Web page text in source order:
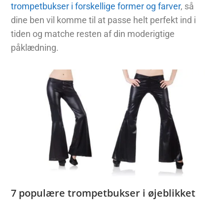
trompetbukser i forskellige former og farver, så
dine ben vil komme til at passe helt perfekt ind i
tiden og matche resten af din moderigtige
påklædning.
7 populære trompetbukser i øjeblikket